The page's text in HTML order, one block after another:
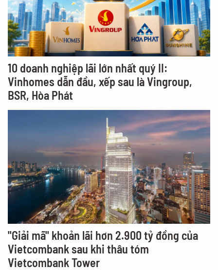
10 doanh nghiệp lãi lớn nhất quý II:
Vinhomes dẫn đầu, xếp sau là Vingroup,
BSR, Hòa Phát
"Giải mã" khoản lãi hơn 2.900 tỷ đồng của
Vietcombank sau khi thâu tóm
Vietcombank Tower